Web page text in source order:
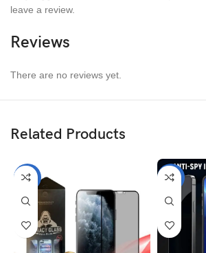
Reviews
There are no reviews yet.
leave a review.
Related Products
-56% -56%